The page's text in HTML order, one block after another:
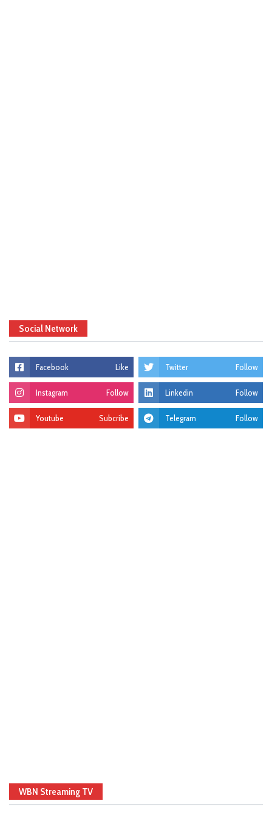
Social Network
Facebook Like Twitter Follow
Instagram Follow Linkedin Follow
Youtube Subcribe Telegram Follow
WBN Streaming TV